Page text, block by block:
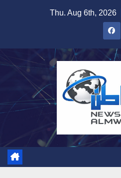
Thu. Aug 6th, 2026